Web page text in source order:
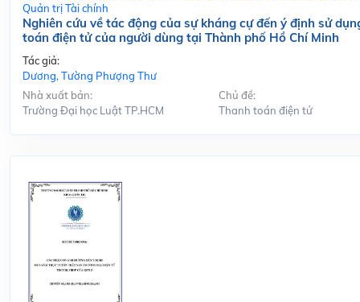
Quản trị Tài chính
Nghiên cứu về tác động của sự kháng cự đến ý định sử
toán điện tử của người dùng tại Thành phố Hồ Chí Minh
Tác giả:
Dương, Tường Phượng Thư
Nhà xuất bản:
Trường Đại học Luật TP.HCM
Chủ đề:
Thanh toán điện tử